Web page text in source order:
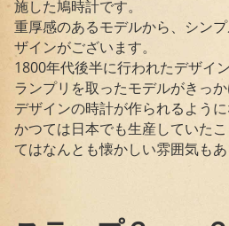
施した鳩時計です。
重厚感のあるモデルから、シン
ザインがございます。
1800年代後半に行われたデザイ
ランプリを取ったモデルがきっ
デザインの時計が作られるように
かつては日本でも生産していた
てはなんとも懐かしい雰囲気もあ